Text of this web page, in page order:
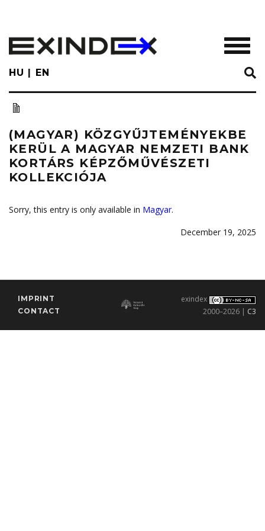
main
content
HU EN
(MAGYAR) KÖZGYŰJTEMÉNYEKBE
KERÜL A MAGYAR NEMZETI BANK
KORTÁRS KÉPZŐMŰVÉSZETI
KOLLEKCIÓJA
Sorry, this entry is only available in Magyar.
December 19, 2025
IMPRINT
CONTACT
exindex
2000–2026 | C3